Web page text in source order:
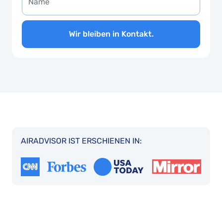
Wir bleiben in Kontakt.
AIRADVISOR IST ERSCHIENEN IN: